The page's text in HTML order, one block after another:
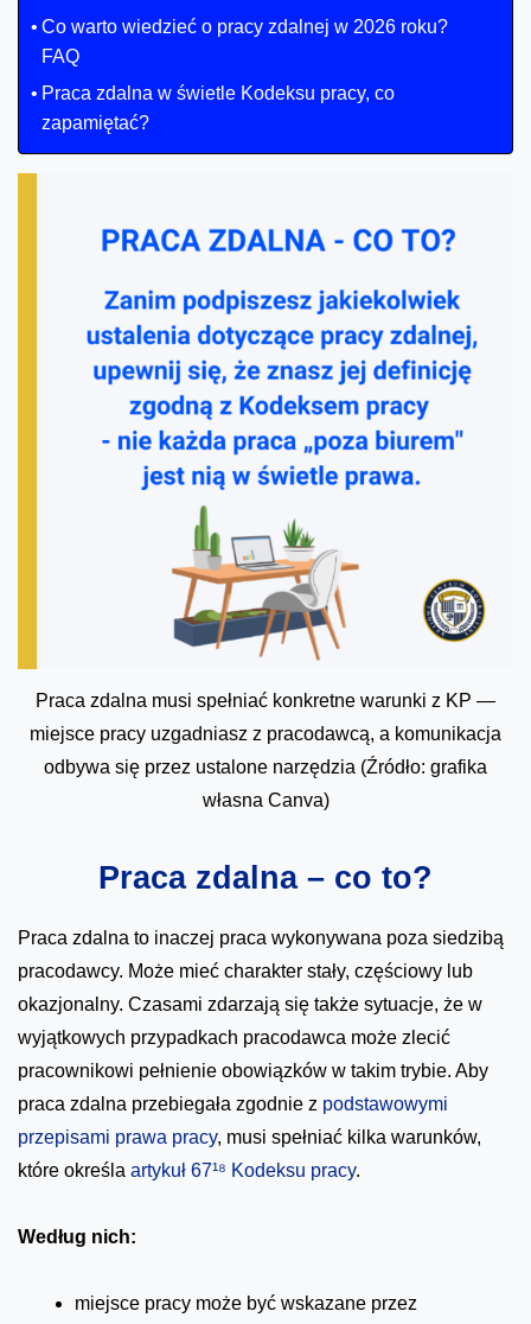
Co warto wiedzieć o pracy zdalnej w 2026 roku?
FAQ
Praca zdalna w świetle Kodeksu pracy, co
zapamiętać?
Praca zdalna musi spełniać konkretne warunki z KP —
miejsce pracy uzgadniasz z pracodawcą, a komunikacja
odbywa się przez ustalone narzędzia (Źródło: grafika
własna Canva)
Praca zdalna – co to?
Praca zdalna to inaczej praca wykonywana poza siedzibą
pracodawcy. Może mieć charakter stały, częściowy lub
okazjonalny. Czasami zdarzają się także sytuacje, że w
wyjątkowych przypadkach pracodawca może zlecić
pracownikowi pełnienie obowiązków w takim trybie. Aby
praca zdalna przebiegała zgodnie z podstawowymi
przepisami prawa pracy, musi spełniać kilka warunków,
które określa artykuł 67¹⁸ Kodeksu pracy.
Według nich:
miejsce pracy może być wskazane przez